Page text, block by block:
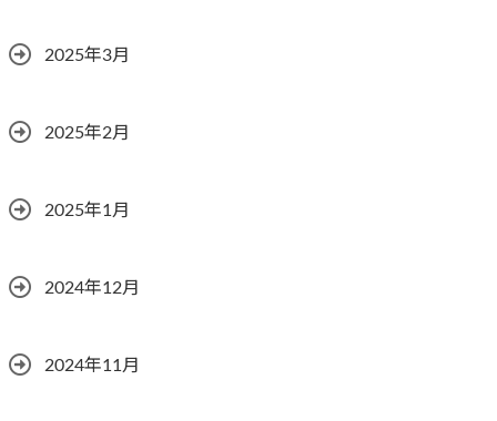
2025年3月
2025年2月
2025年1月
2024年12月
2024年11月